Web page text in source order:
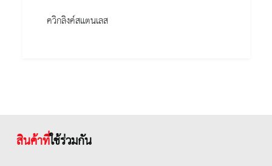
ควิกลิงค์สแตนเลส
สินค้าที่ใช้ร่วมกัน